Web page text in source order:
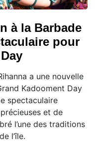
à la Barbade
pour
a une nouvelle
Kadooment Day
spectaculaire
et de
l’une des traditions
l’île.